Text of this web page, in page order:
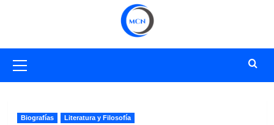
primario
Biografías Literatura y Filosofía